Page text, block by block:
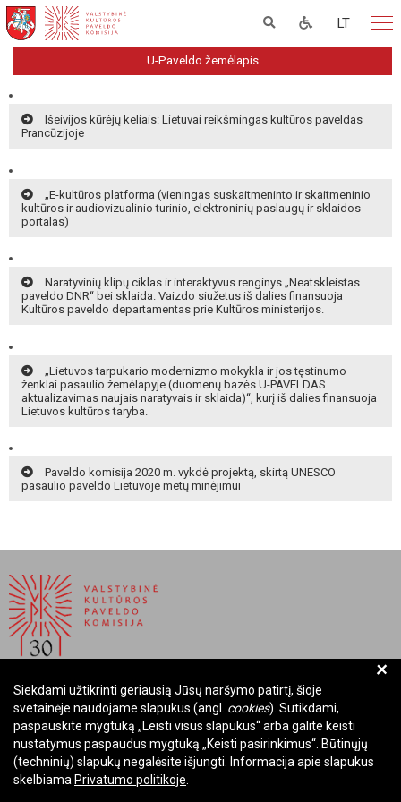
LT
U-Paveldo žemėlapis
Išeivijos kūrėjų keliais: Lietuvai reikšmingas kultūros paveldas
Prancūzijoje
„E-kultūros platforma (vieningas suskaitmeninto ir skaitmeninio
kultūros ir audiovizualinio turinio, elektroninių paslaugų ir sklaidos
portalas)
Naratyvinių klipų ciklas ir interaktyvus renginys „Neatskleistas
paveldo DNR“ bei sklaida. Vaizdo siužetus iš dalies finansuoja
Kultūros paveldo departamentas prie Kultūros ministerijos.
„Lietuvos tarpukario modernizmo mokykla ir jos tęstinumo
ženklai pasaulio žemėlapyje (duomenų bazės U-PAVELDAS
aktualizavimas naujais naratyvais ir sklaida)“, kurį iš dalies finansuoja
Lietuvos kultūros taryba.
Paveldo komisija 2020 m. vykdė projektą, skirtą UNESCO
pasaulio paveldo Lietuvoje metų minėjimui
BIUDŽETINĖ ĮSTAIGA LIETUVOS RESPUBLIKOS
VALSTYBINĖ KULTŪROS PAVELDO KOMISIJA
Įmonės kodas: Juridinių asmenų registre 288700520
Adresas: Rūdninkų g. 13, 01135 Vilnius
+
Siekdami užtikrinti geriausią Jūsų naršymo patirtį, šioje
svetainėje naudojame slapukus (angl. cookies). Sutikdami,
paspauskite mygtuką „Leisti visus slapukus“ arba galite keisti
nustatymus paspaudus mygtuką „Keisti pasirinkimus“. Būtinųjų
(techninių) slapukų negalėsite išjungti. Informacija apie slapukus
skelbiama Privatumo politikoje